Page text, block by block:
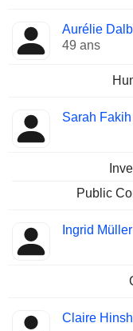
Aurélie
49 ans
Sarah Fakih
Public
Ingrid Müller
Claire